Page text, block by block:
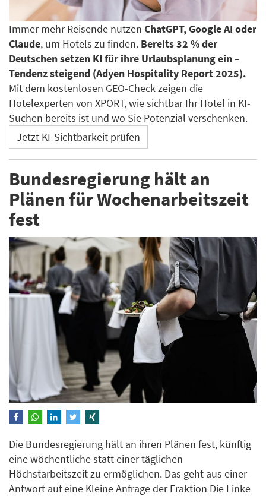
Immer mehr Reisende nutzen ChatGPT, Google AI oder
Claude, um Hotels zu finden. Bereits 32 % der
Deutschen setzen KI für ihre Urlaubsplanung ein –
Tendenz steigend (Adyen Hospitality Report 2025).
Mit dem kostenlosen GEO-Check zeigen die
Hotelexperten von XPORT, wie sichtbar Ihr Hotel in KI-
Suchen bereits ist und wo Sie Potenzial verschenken.
Jetzt KI-Sichtbarkeit prüfen
Bundesregierung hält an
Plänen für Wochenarbeitszeit
fest
Die Bundesregierung hält an ihren Plänen fest, künftig
eine wöchentliche statt einer täglichen
Höchstarbeitszeit zu ermöglichen. Das geht aus einer
Antwort auf eine Kleine Anfrage der Fraktion Die Linke